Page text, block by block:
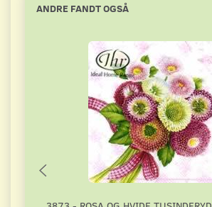
ANDRE FANDT OGSÅ